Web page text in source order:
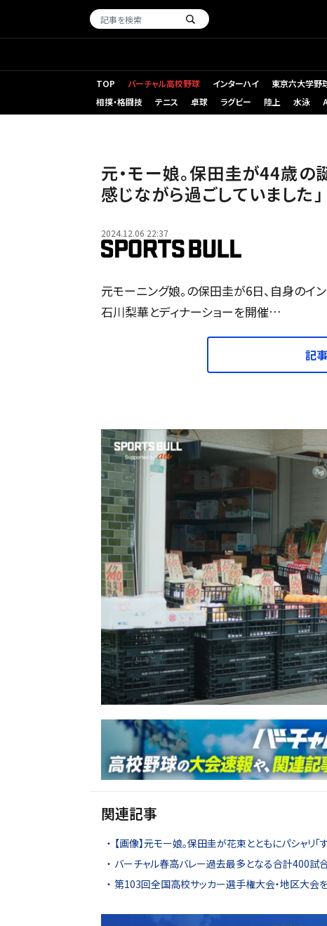
TOP バーチャル高校野球 インターハイ 東京六大学野
相撲・格闘技
テニス 卓球 ラグビー 陸上 水泳
元・モー娘。保田圭が44歳の
感じながら過ごしていました」
2024.12.06 22:37
元モーニング娘。の保田圭が6日、自身のイ
石川梨華とディナーショーを開催…
記
関連記事
【画像】元モー娘。保田圭が花束とともにパシャリ「
バーチャル春高バレー過去最多となる合計400試
第103回全国高校サッカー選手権大会・地区大会